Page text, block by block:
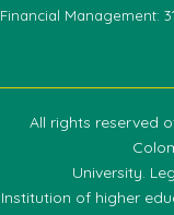
Financial Management:
All rights reserved
University.
Institution of higher